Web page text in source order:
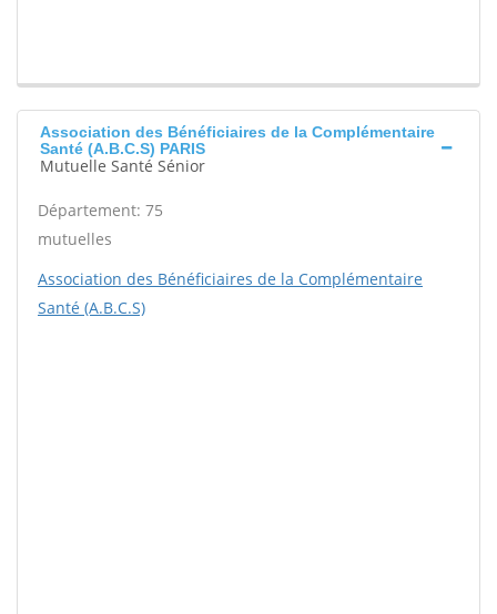
Association des Bénéficiaires de la Complémentaire
Santé (A.B.C.S) PARIS
Mutuelle Santé Sénior
Département: 75
mutuelles
Association des Bénéficiaires de la Complémentaire
Santé (A.B.C.S)